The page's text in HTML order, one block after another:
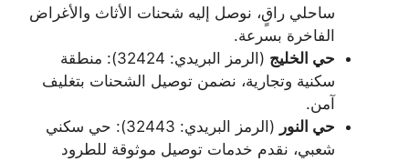
ساحلي راقٍ، نوصل إليه شحنات الأثاث والأغراض
الفاخرة بسرعة.
حي الخليج
(الرمز البريدي: 32424): منطقة
سكنية وتجارية، نضمن توصيل الشحنات بتغليف
آمن.
حي النور
(الرمز البريدي: 32443): حي سكني
شعبي، نقدم خدمات توصيل موثوقة للطرود